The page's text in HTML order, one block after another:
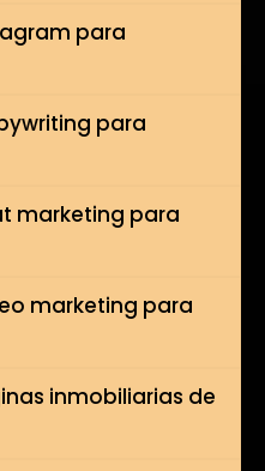
para
para
marketing para
marketing para
inmobiliarias de